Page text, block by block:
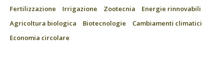
Fertilizzazione
Irrigazione Zootecnia
Energie rinnovabili
Agricoltura biologica
Biotecnologie
Cambiamenti climatici
Economia circolare